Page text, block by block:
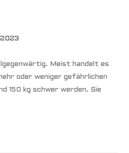
Meist handelt es
oder weniger gefährlichen
150 kg schwer werden. Sie